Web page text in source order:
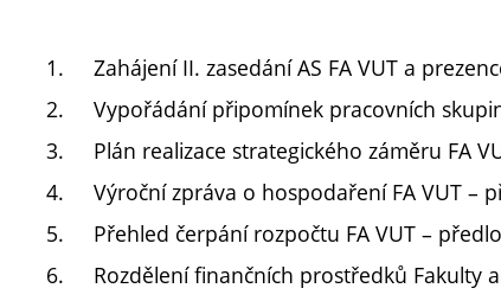
1.
Zahájení II. zasedání AS FA VUT a
2.
Vypořádání připomínek pracovních
3.
Plán realizace strategického záměru FA
4.
Výroční zpráva o hospodaření FA VUT –
5.
Přehled čerpání rozpočtu FA VUT –
6.
Rozdělení finančních prostředků Fakulty